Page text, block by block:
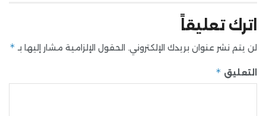
اترك تعليقاً
لن يتم نشر عنوان بريدك الإلكتروني. الحقول الإلزامية مشار إليها بـ *
التعليق *